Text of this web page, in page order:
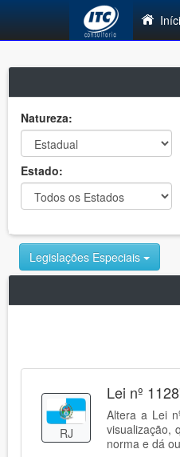
Natureza:
Estado:
Legislações Especiais
RJ
Lei nº
Altera a Lei
visualização,
norma e dá